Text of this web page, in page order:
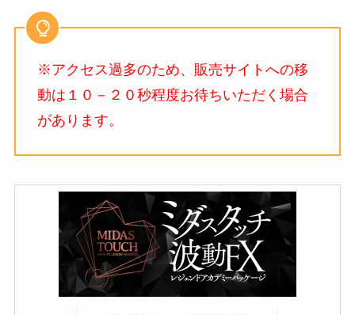
※アクセス過多のため、販売サイトへの移
動は１０－２０秒程度お待ちいただく場合
があります。